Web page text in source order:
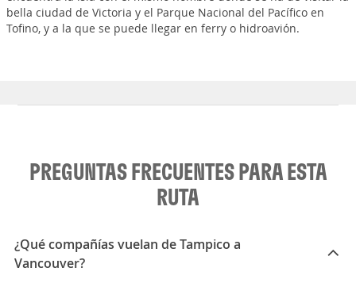
bella ciudad de Victoria y el Parque Nacional del Pacífico en
Tofino, y a la que se puede llegar en ferry o hidroavión.
PREGUNTAS FRECUENTES PARA ESTA
RUTA
¿Qué compañías vuelan de Tampico a
Vancouver?